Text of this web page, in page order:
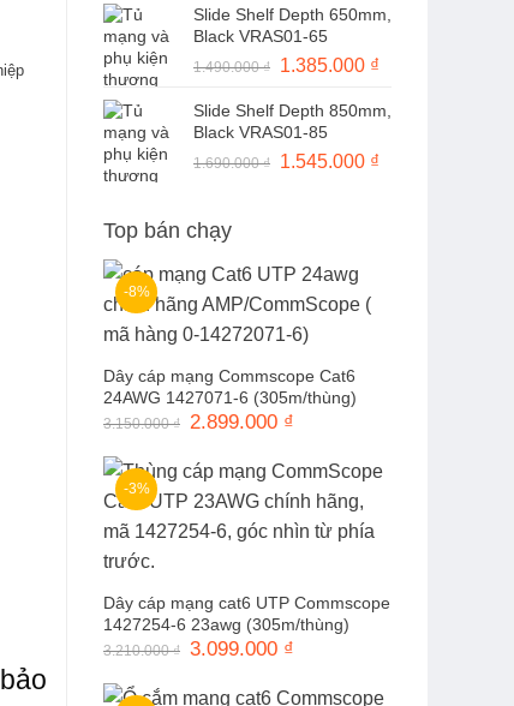
là:
1.490.000 ₫.
tại
Slide Shelf Depth 650mm,
Black VRAS01-65
1.490.000₫
Giá
là:
1.490.000 ₫.
1.385.000 ₫
tại
Slide Shelf Depth 850mm,
Black VRAS01-85
1.690.000₫
Giá
1.545.000 ₫
Top bán chạy
-8%
Dây cáp mạng Commscope Cat6
24AWG 1427071-6 (305m/thùng)
3.150.000₫
Giá
3.150.000 ₫.
2.899.000 ₫
là:
2.899.000 ₫.
-3%
Dây cáp mạng cat6 UTP Commscope
1427254-6 23awg (305m/thùng)
3.210.000₫
Giá
3.210.000 ₫.
3.099.000 ₫
là: